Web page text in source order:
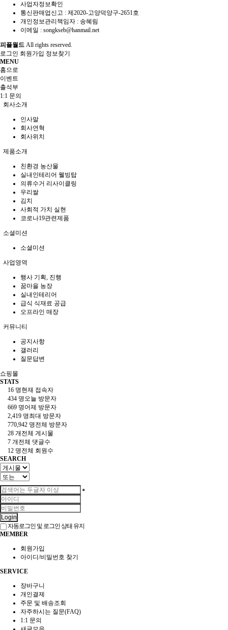
사업자정보확인
통신판매업신고 : 제2020-고양덕양구-2651호
개인정보관리책임자 : 송혜림
이메일 : songkseb@hanmail.net
피플월드 All rights reserved.
로그인 회원가입 정보찾기
MENU
홈으로
이벤트
출석부
1:1 문의
회사소개
인사말
회사연혁
회사위치
제품소개
친환경 농산물
실내인테리어 웰빙탑
의류수거 리사이클링
우리쌀
김치
사회적 가치 실현
코로나19관련제품
소셜미션
소셜미션
사업영역
행사 기획, 진행
꿈마을 농장
실내인테리어
급식 식재료 공급
오프라인 매장
커뮤니티
공지사항
갤러리
질문답변
쇼핑몰
STATS
16 명현재 접속자
434 명오늘 방문자
669 명어제 방문자
2,419 명최대 방문자
770,942 명전체 방문자
28 개 전체 게시물
7 개 전체 댓글수
12 명전체 회원수
SEARCH
Login
자동로그인 및 로그인 상태 유지
MEMBER
회원가입
아이디/비밀번호 찾기
SERVICE
장바구니
개인결제
주문 및 배송조회
자주하시는 질문(FAQ)
1:1 문의